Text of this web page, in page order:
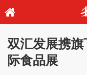
双汇发展携
际食品展